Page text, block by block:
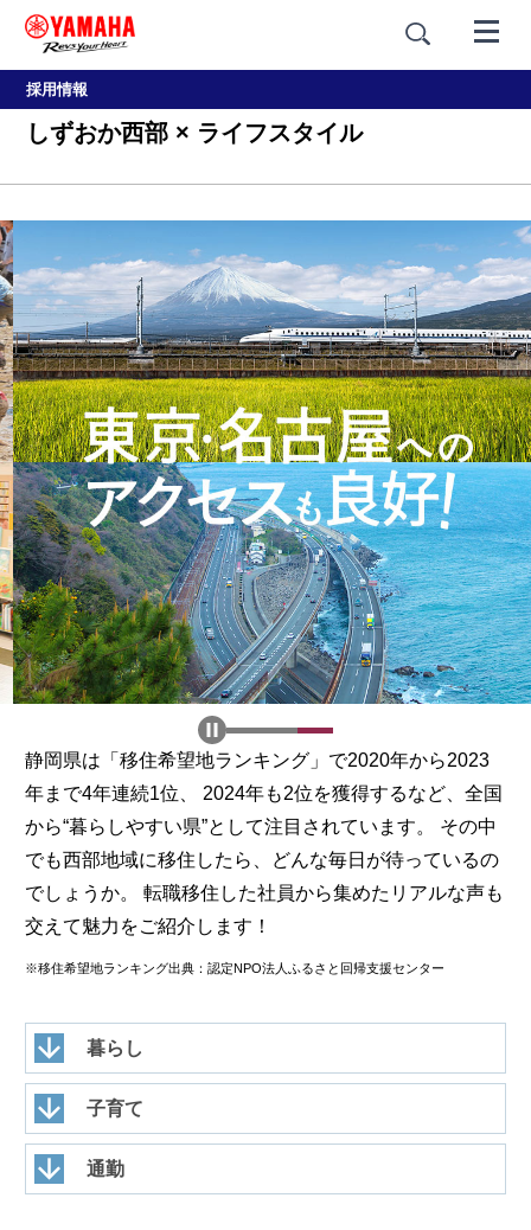
採用情報
しずおか西部 × ライフスタイル
静岡県は「移住希望地ランキング」で2020年から2023
年まで4年連続1位、
2024年も2位を獲得するなど、全国
から“暮らしやすい県”として注目されています。
その中
でも西部地域に移住したら、どんな毎日が待っているの
でしょうか。
転職移住した社員から集めたリアルな声も
交えて魅力をご紹介します！
※移住希望地ランキング出典：認定NPO法人ふるさと回帰支援センター
暮らし
子育て
通勤